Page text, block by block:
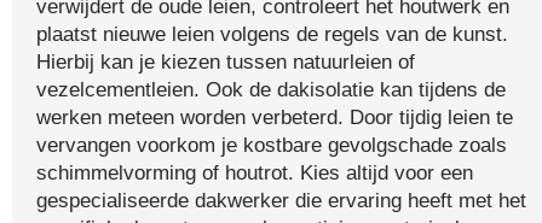
verwijdert de oude leien, controleert het houtwerk en
plaatst nieuwe leien volgens de regels van de kunst.
Hierbij kan je kiezen tussen natuurleien of
vezelcementleien. Ook de dakisolatie kan tijdens de
werken meteen worden verbeterd. Door tijdig leien te
vervangen voorkom je kostbare gevolgschade zoals
schimmelvorming of houtrot. Kies altijd voor een
gespecialiseerde dakwerker die ervaring heeft met het